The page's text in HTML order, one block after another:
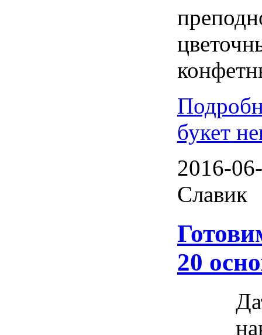
букет
2016-
Славик
20